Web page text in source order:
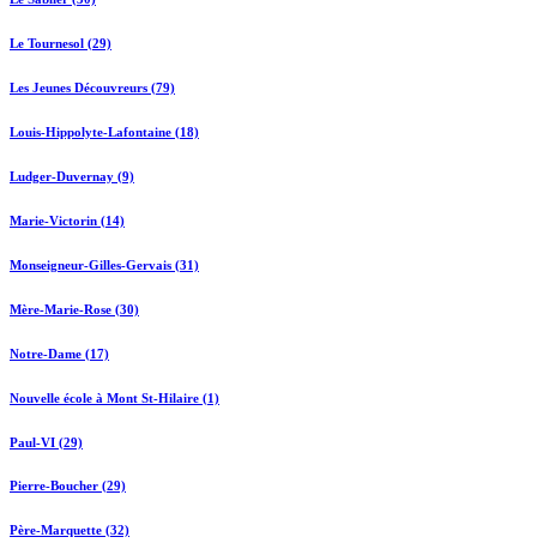
Le Tournesol (29)
Les Jeunes Découvreurs (79)
Louis-Hippolyte-Lafontaine (18)
Ludger-Duvernay (9)
Marie-Victorin (14)
Monseigneur-Gilles-Gervais (31)
Mère-Marie-Rose (30)
Notre-Dame (17)
Nouvelle école à Mont St-Hilaire (1)
Paul-VI (29)
Pierre-Boucher (29)
Père-Marquette (32)